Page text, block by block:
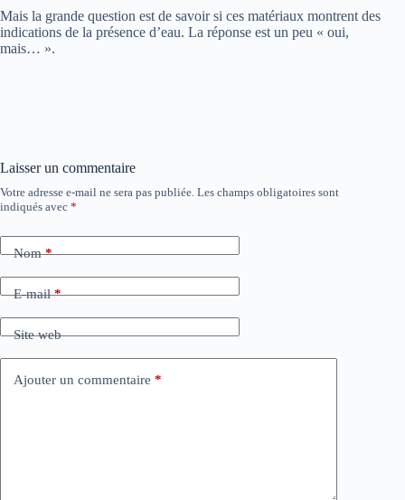
Mais la grande question est de savoir si ces matériaux montrent des
indications de la présence d’eau. La réponse est un peu « oui,
mais… ».
Laisser un commentaire
Votre adresse e-mail ne sera pas publiée. Les champs obligatoires sont
indiqués avec *
Nom*
E-mail*
Site web
Ajouter un commentaire *